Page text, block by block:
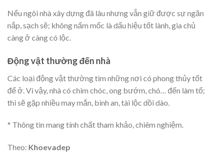
Nếu ngôi nhà xây dựng đã lâu nhưng vẫn giữ được sự ngăn
nắp, sạch sẽ; không nấm mốc là dấu hiệu tốt lành, gia chủ
càng ở càng có lộc.
Động vật thường đến nhà
Các loại động vật thường tìm những nơi có phong thủy tốt
để ở. Vì vậy, nhà có chim chóc, ong bướm, chó… đến làm tổ;
thì sẽ gặp nhiều may mắn, bình an, tài lộc dồi dào.
* Thông tin mang tính chất tham khảo, chiêm nghiệm.
Theo: Khoevadep